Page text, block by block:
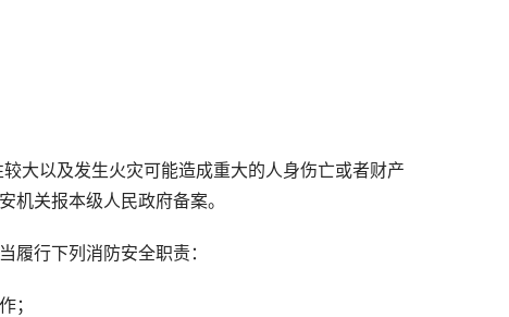
大以及发生火灾可能造成重大的人身伤亡或者财产
机关报本级人民政府备案。
履行下列消防安全职责：
；